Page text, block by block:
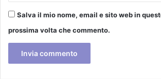
r
c
o
i
Salva il mio nome, email e sito web in
prossima volta che commento.